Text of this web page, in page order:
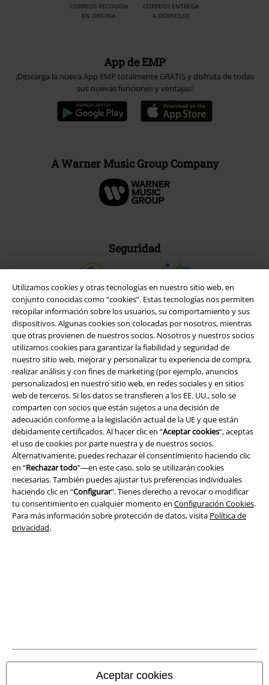
Utilizamos cookies y otras tecnologías en nuestro sitio web, en
conjunto conocidas como “cookies”. Estas tecnologías nos permiten
recopilar información sobre los usuarios, su comportamiento y sus
dispositivos. Algunas cookies son colocadas por nosotros, mientras
que otras provienen de nuestros socios. Nosotros y nuestros socios
utilizamos cookies para garantizar la fiabilidad y seguridad de
nuestro sitio web, mejorar y personalizar tu experiencia de compra,
realizar análisis y con fines de marketing (por ejemplo, anuncios
personalizados) en nuestro sitio web, en redes sociales y en sitios
web de terceros. Si los datos se transfieren a los EE. UU., solo se
comparten con socios que están sujetos a una decisión de
adecuación conforme a la legislación actual de la UE y que están
debidamente certificados. Al hacer clic en “Aceptar cookies”, aceptas
el uso de cookies por parte nuestra y de nuestros socios.
Alternativamente, puedes rechazar el consentimiento haciendo clic
en “Rechazar todo”—en este caso, solo se utilizarán cookies
necesarias. También puedes ajustar tus preferencias individuales
haciendo clic en “Configurar”. Tienes derecho a revocar o modificar
tu consentimiento en cualquier momento en Configuración Cookies.
Para más información sobre protección de datos, visita Política de
privacidad.
Aceptar cookies
CORREOS RECOGIDA
EN OFICINA
CORREOS ENTREGA
A DOMICILIO
App de EMP
¡Descarga la nueva App EMP totalmente GRATIS y disfruta de todas
sus nuevas funciones y ventajas!
A Warner Music Group Company
Seguridad
Legal
Términos y Condiciones
Aviso Legal
Ley protección de datos
Eliminación de residuos y protección del medioambiente
Todos los precios incluyen el IVA pero no losgastos de transporte
© 1986-2026 E.M.P. Merchandising HGmbH